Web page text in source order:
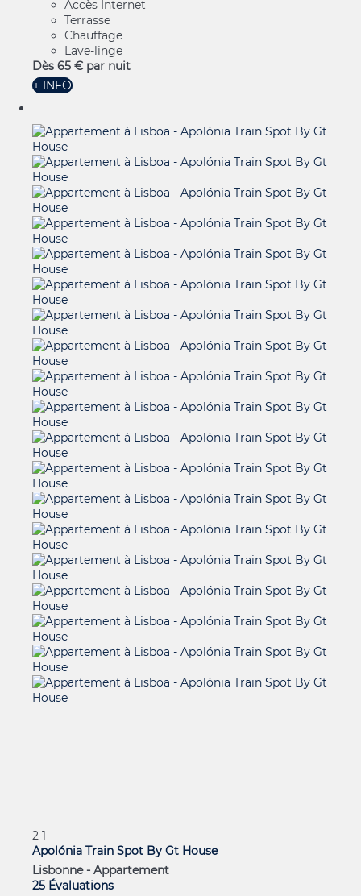
Accès Internet
Terrasse
Chauffage
Lave-linge
Dès 65 € par nuit
+ INFO
2 1
Apolónia Train Spot By Gt House
Lisbonne - Appartement
25 Évaluations